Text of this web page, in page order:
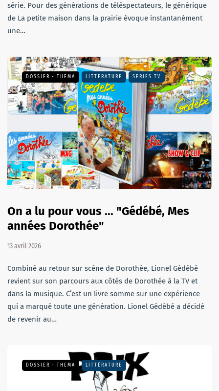
série. Pour des générations de téléspectateurs, le générique
de La petite maison dans la prairie évoque instantanément
une…
DOSSIER - THEMA LITTÉRATURE SÉRIES TV
On a lu pour vous ... "Gédébé, Mes
années Dorothée"
13 avril 2026
Combiné au retour sur scène de Dorothée, Lionel Gédébé
revient sur son parcours aux côtés de Dorothée à la TV et
dans la musique. C’est un livre somme sur une expérience
qui a marqué toute une génération. Lionel Gédébé a décidé
de revenir au…
DOSSIER - THEMA LITTÉRATURE